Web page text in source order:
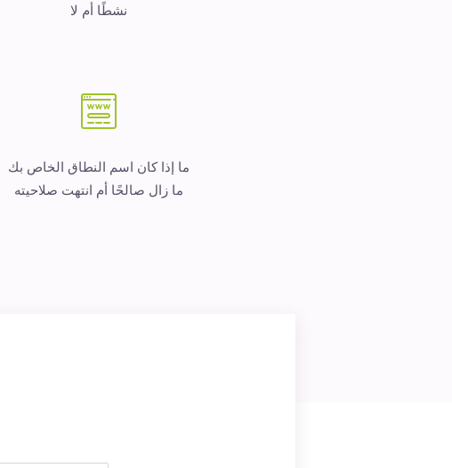
نشطًا أم لا
ما إذا كان اسم النطاق الخاص بك
ما زال صالحًا أم انتهت صلاحيته